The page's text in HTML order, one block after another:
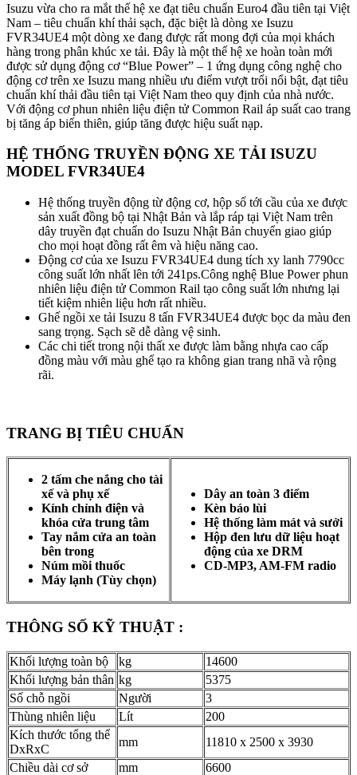
Isuzu vừa cho ra mắt thế hệ xe đạt tiêu chuẩn Euro4 đầu tiên tại Việt
Nam – tiêu chuẩn khí thải sạch, đặc biệt là dòng xe Isuzu
FVR34UE4 một dòng xe đang được rất mong đợi của mọi khách
hàng trong phân khúc xe tải. Đây là một thế hệ xe hoàn toàn mới
được sử dụng động cơ “Blue Power” – 1 ứng dụng công nghệ cho
động cơ trên xe Isuzu mang nhiều ưu điểm vượt trổi nổi bật, đạt tiêu
chuẩn khí thải đầu tiên tại Việt Nam theo quy định của nhà nước.
Với động cơ phun nhiên liệu điện tử Common Rail áp suất cao trang
bị tăng áp biến thiên, giúp tăng được hiệu suất nạp.
HỆ THỐNG TRUYỀN ĐỘNG XE TẢI ISUZU
MODEL FVR34UE4
Hệ thống truyền động từ động cơ, hộp số tới cầu của xe được
sản xuất đồng bộ tại Nhật Bản và lắp ráp tại Việt Nam trên
dây truyền đạt chuẩn do Isuzu Nhật Bản chuyển giao giúp
cho mọi hoạt đồng rất êm và hiệu năng cao.
Động cơ của xe Isuzu FVR34UE4 dung tích xy lanh 7790cc
công suất lớn nhất lên tới 241ps.Công nghệ Blue Power phun
nhiên liệu điện tử Common Rail tạo công suất lớn nhưng lại
tiết kiệm nhiên liệu hơn rất nhiều.
Ghế ngồi xe tải Isuzu 8 tấn FVR34UE4 được bọc da màu đen
sang trọng. Sạch sẽ dễ dàng vệ sinh.
Các chi tiết trong nội thất xe được làm bằng nhựa cao cấp
đồng màu với màu ghế tạo ra không gian trang nhã và rộng
rãi.
TRANG BỊ TIÊU CHUẨN
2 tấm che nắng cho tài
xế và phụ xế
Kính chỉnh điện và
khóa cửa trung tâm
Tay nắm cửa an toàn
bên trong
Núm mồi thuốc
Máy lạnh (Tùy chọn)
Dây an toàn 3 điểm
Kèn báo lùi
Hệ thống làm mát và sưởi
Hộp đen lưu dữ liệu hoạt
động của xe DRM
CD-MP3, AM-FM radio
THÔNG SỐ KỸ THUẬT :
Khối lượng toàn bộ kg
14600
Khối lượng bản thân kg
5375
Số chỗ ngồi
Người
3
Thùng nhiên liệu
Lít
200
Kích thước tổng thể
DxRxC
mm
11810 x 2500 x 3930
Chiều dài cơ sở
mm
6600